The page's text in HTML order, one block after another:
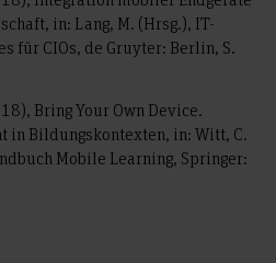
in: Lang, M. (Hrsg.), IT-
für CIOs, de Gruyter: Berlin, S.
Bring Your Own Device.
in Bildungskontexten, in: Witt, C.
Mobile Learning, Springer: